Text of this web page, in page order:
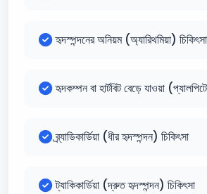
হৃদস্পন্দনের অনিয়ম (অ্যারিথমিয়া) চিকিৎসা
হৃদকম্পন বা হার্টবিট বেড়ে যাওয়া
ব্র্যাডিকার্ডিয়া (ধীর হৃদস্পন্দন) চিকিৎসা
ট্যাকিকার্ডিয়া (দ্রুত হৃদস্পন্দন) চিকিৎসা